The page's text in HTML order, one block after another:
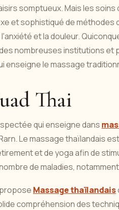
somptueux. Mais les soins
et sophistiqué de méthodes
et la douleur.
nombreuses institutions et
enseigne le massage
Thai
qui enseigne dans
Le massage thaïlandais
et de yoga afin de
de maladies,
Massage thaïlandais
compréhension des